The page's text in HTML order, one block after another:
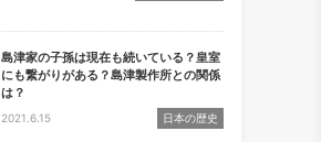
島津家の子孫は現在も続いている？皇室
にも繋がりがある？島津製作所との関係
は？
2021.6.15 日本の歴史